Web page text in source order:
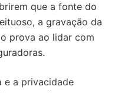
que a fonte do
a gravação da
prova ao lidar com
e a privacidade